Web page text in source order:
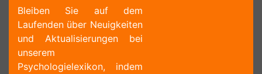
Bleiben Sie auf dem
Laufenden über Neuigkeiten
und Aktualisierungen bei
unserem
Psychologielexikon, indem